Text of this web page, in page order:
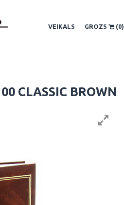
VEIKALS GROZS (0)
CLASSIC BROWN